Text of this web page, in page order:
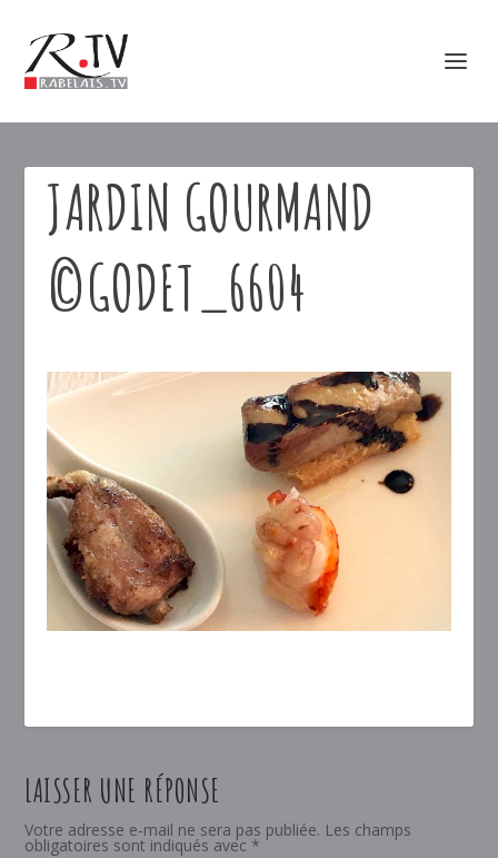
JARDIN GOURMAND
©GODET_6604
LAISSER UNE RÉPONSE
Votre adresse e-mail ne sera pas publiée. Les champs
obligatoires sont indiqués avec *